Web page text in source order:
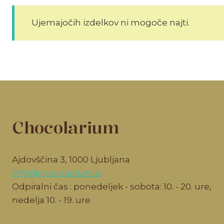
Ujemajočih izdelkov ni mogoče najti.
Chocolarium
Ajdovščina 3, 1000 Ljubljana
info@chocolarium.si
Odpiralni čas : ponedeljek - sobota: 10. - 20. ure,
nedelja 10. - 19. ure